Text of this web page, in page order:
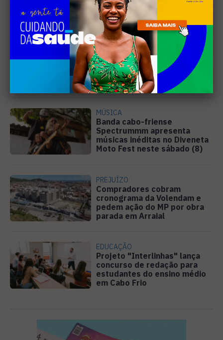
Leia Também
EDUCAÇÃO
Justiça determina que
Prefeitura de Cabo Frio
pague horas extras a
professores
MÚSICA
Banda cabo-friense
Spectrummm apresenta
músicas inéditas no Diveneta
Moto Fest neste sábado (8)
PREJUÍZO
Compradores cobram
cronograma da Volendam e
pedem ação do MP por obra
parada em Arraial
EDUCAÇÃO
Projeto "Interlinhas" lança
concurso de redação para
estudantes do ensino médio
em Cabo Frio